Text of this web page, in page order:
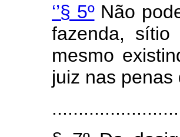
‘’§ 5ºNão
fazenda, sítio
mesmo
juiz nas